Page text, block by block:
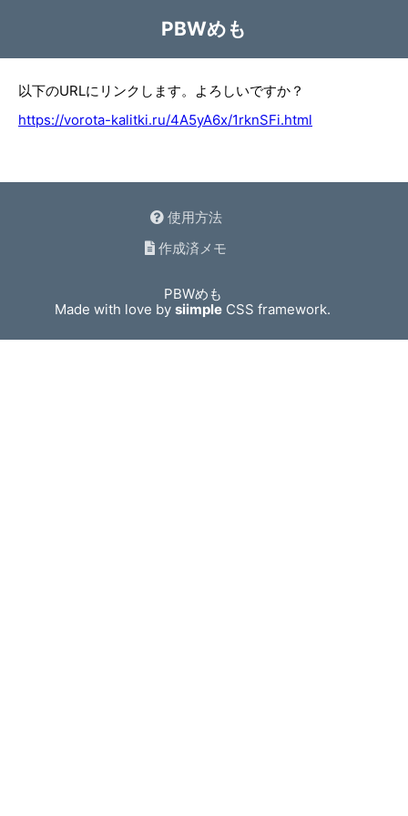
PBWめも
以下のURLにリンクします。よろしいですか？
https://vorota-kalitki.ru/4A5yA6x/1rknSFi.html
使用方法
作成済メモ
PBWめも
Made with love bysiimple CSS framework.